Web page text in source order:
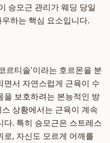
승모근 관리가 웨딩 당일
하는 핵심 요소입니다.
르티솔'이라는 호르몬을 분
서 자연스럽게 근육이 수
을 보호하려는 본능적인 방
상황에서는 근육이 계속
. 특히 승모근은 스트레스
, 자신도 모르게 어깨를